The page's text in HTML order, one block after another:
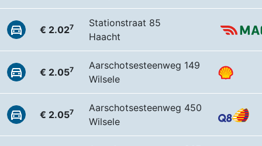
€ 2.027
Stationstraat 85
Haacht
€ 2.057
Aarschotsesteenweg 149
Wilsele
€ 2.057
Aarschotsesteenweg 450
Wilsele